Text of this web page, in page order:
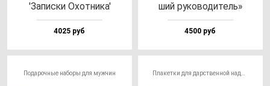
'Запис­ки Охот­ни­ка'
4025 руб
ший ру­ко­во­ди­тель»
4500 руб
Подарочные наборы для мужчин